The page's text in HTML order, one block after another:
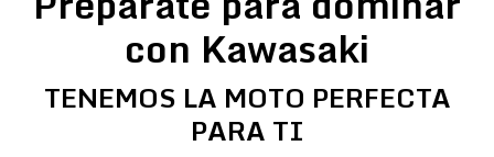
con Kawasaki
TENEMOS LA MOTO PERFECTA
PARA TI